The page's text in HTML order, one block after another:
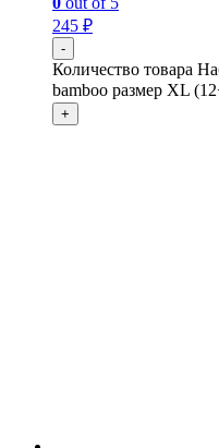
245 ₽
-
Количество товара
bamboo размер XL
+